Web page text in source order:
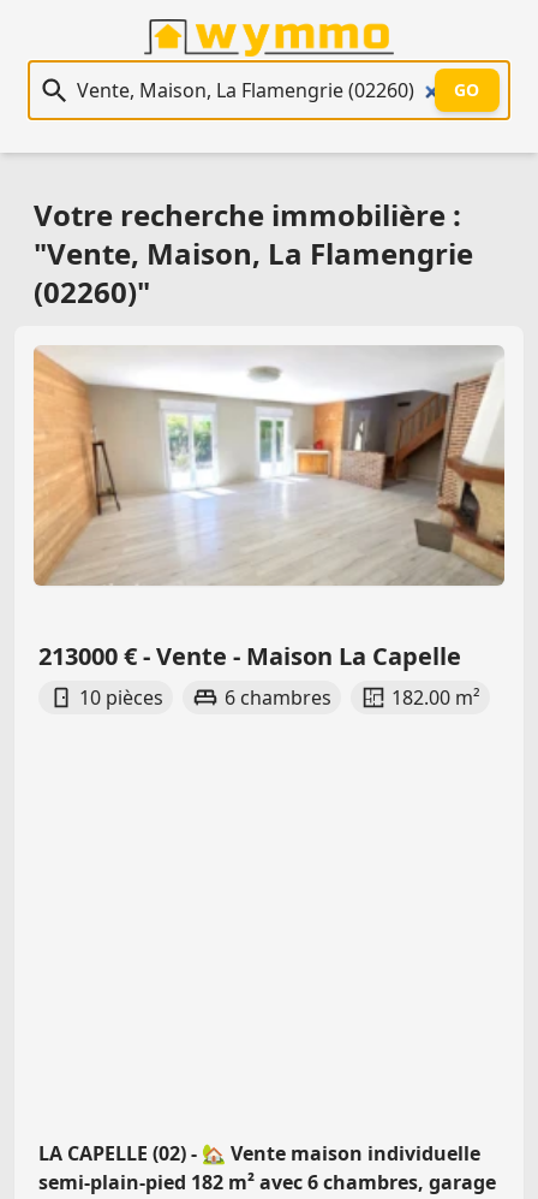
Recherche immobilière
GO
Votre recherche immobilière :
"Vente, Maison, La Flamengrie
(02260)"
213000 € - Vente - Maison La Capelle
10 pièces 6 chambres 182.00 m²
LA CAPELLE (02) - 🏡 Vente maison individuelle
semi-plain-pied 182 m² avec 6 chambres, garage